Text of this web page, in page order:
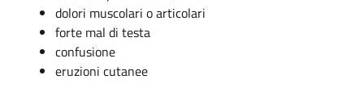
dolori muscolari o articolari
forte mal di testa
confusione
eruzioni cutanee